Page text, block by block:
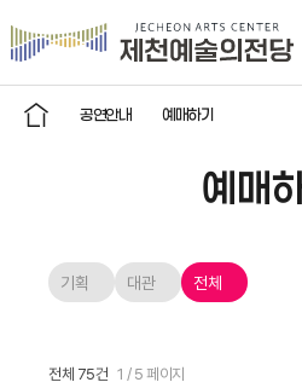
공연안내 예매하기
예매
기획 대관 전체
전체 75건 1 / 5 페이지